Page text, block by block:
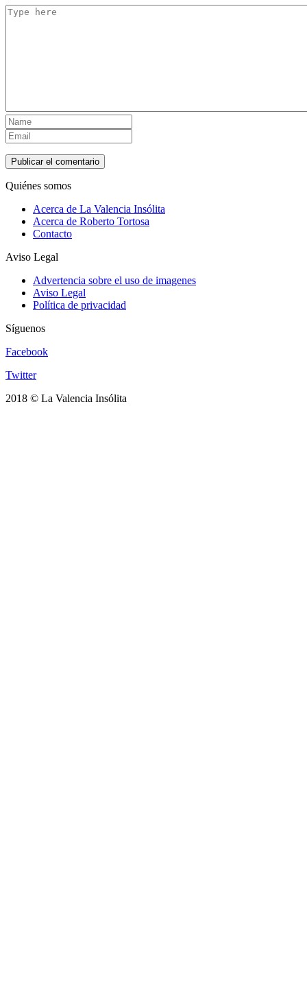
Quiénes somos
Acerca de La Valencia Insólita
Acerca de Roberto Tortosa
Contacto
Aviso Legal
Advertencia sobre el uso de imagenes
Aviso Legal
Política de privacidad
Síguenos
Facebook
Twitter
2018 © La Valencia Insólita